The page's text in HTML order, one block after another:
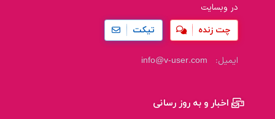
در وبسایت
چت زنده تیکت
ایمیل: info@v-user.com
اخبار و به روز رسانی